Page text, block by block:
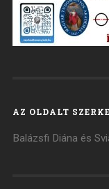
AZ OLDALT
Balázsfi Diána és